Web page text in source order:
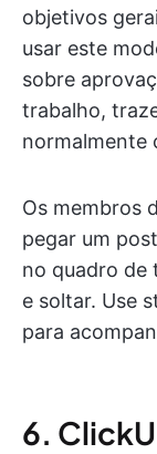
objetivos
usar este
sobre
trabalho,
normalmente
Os membros
pegar um
no quadro de
e soltar. Use
para
6.